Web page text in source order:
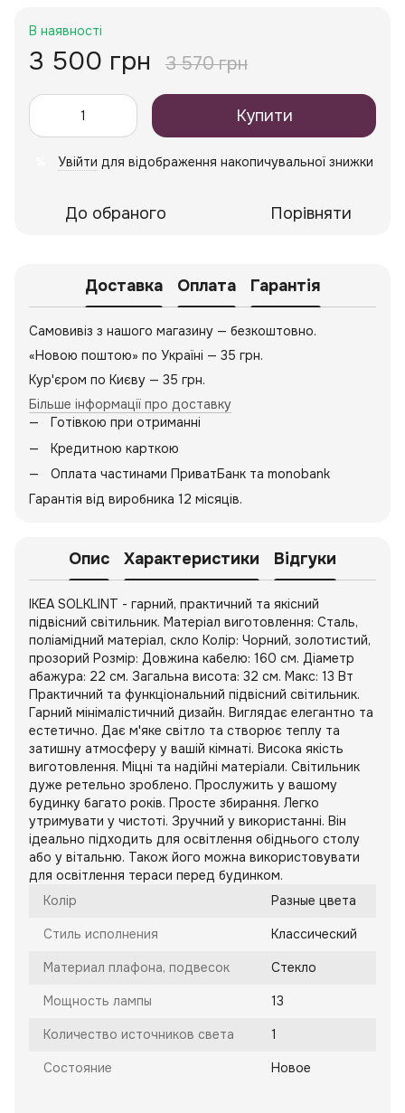
В наявності
3 500 грн 3 570 грн
Купити
Увійти для відображення накопичувальної знижки
До обраного Порівняти
Доставка Оплата Гарантія
Самовивіз з нашого магазину — безкоштовно.
«Новою поштою» по Україні — 35 грн.
Кур'єром по Києву — 35 грн.
Більше інформації про доставку
Готівкою при отриманні
Кредитною карткою
Оплата частинами ПриватБанк та monobank
Гарантія від виробника 12 місяців.
Опис Характеристики Відгуки
IKEA SOLKLINT - гарний, практичний та якісний
підвісний світильник. Матеріал виготовлення: Сталь,
поліамідний матеріал, скло Колір: Чорний, золотистий,
прозорий Розмір: Довжина кабелю: 160 см. Діаметр
абажура: 22 см. Загальна висота: 32 см. Макс: 13 Вт
Практичний та функціональний підвісний світильник.
Гарний мінімалістичний дизайн. Виглядає елегантно та
естетично. Дає м'яке світло та створює теплу та
затишну атмосферу у вашій кімнаті. Висока якість
виготовлення. Міцні та надійні матеріали. Світильник
дуже ретельно зроблено. Прослужить у вашому
будинку багато років. Просте збирання. Легко
утримувати у чистоті. Зручний у використанні. Він
ідеально підходить для освітлення обіднього столу
або у вітальню. Також його можна використовувати
для освітлення тераси перед будинком.
Колір
Разные цвета
Стиль исполнения Классический
Материал плафона, подвесок Стекло
Мощность лампы 13
Количество источников света 1
Состояние Новое